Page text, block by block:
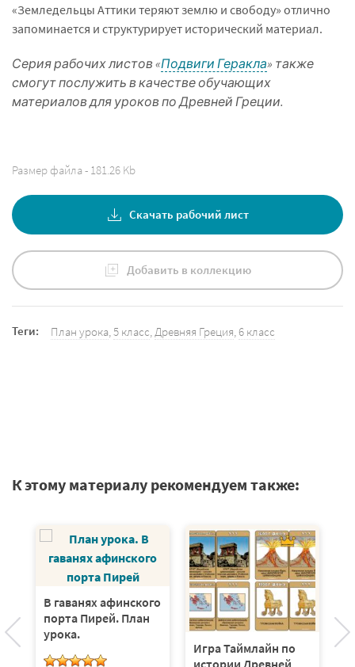
«Земледельцы Аттики теряют землю и свободу» отлично
запоминается и структурирует исторический материал.
Серия рабочих листов «Подвиги Геракла» также
смогут послужить в качестве обучающих
материалов для уроков по Древней Греции.
Размер файла - 181.26 Kb
Скачать рабочий лист
Добавить в коллекцию
Теги: План урока,5 класс,Древняя Греция,6 класс
К этому материалу рекомендуем также:
В гаванях афинского
порта Пирей. План
урока.
Игра Таймлайн по